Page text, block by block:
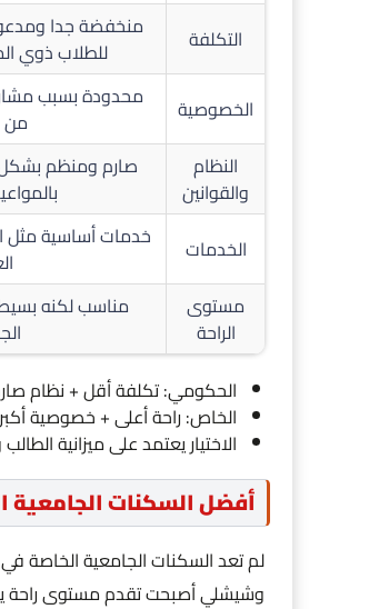
التكلفة
منخفضة جدا
للطلاب ذوي
الخصوصية
محدودة بسبب
من
النظام
والقوانين
صارم ومنظم
الخدمات
خدمات أساسية مثل
مستوى
الراحة
مناسب لكنه
الحكومي: تكلفة أقل + نظام
الخاص: راحة أعلى + خصوصية
الاختيار يعتمد على ميزانية
أفضل السكنات الجامعية
لم تعد السكنات الجامعية الخاصة
وشيشلي أصبحت تقدم مستوى راحة